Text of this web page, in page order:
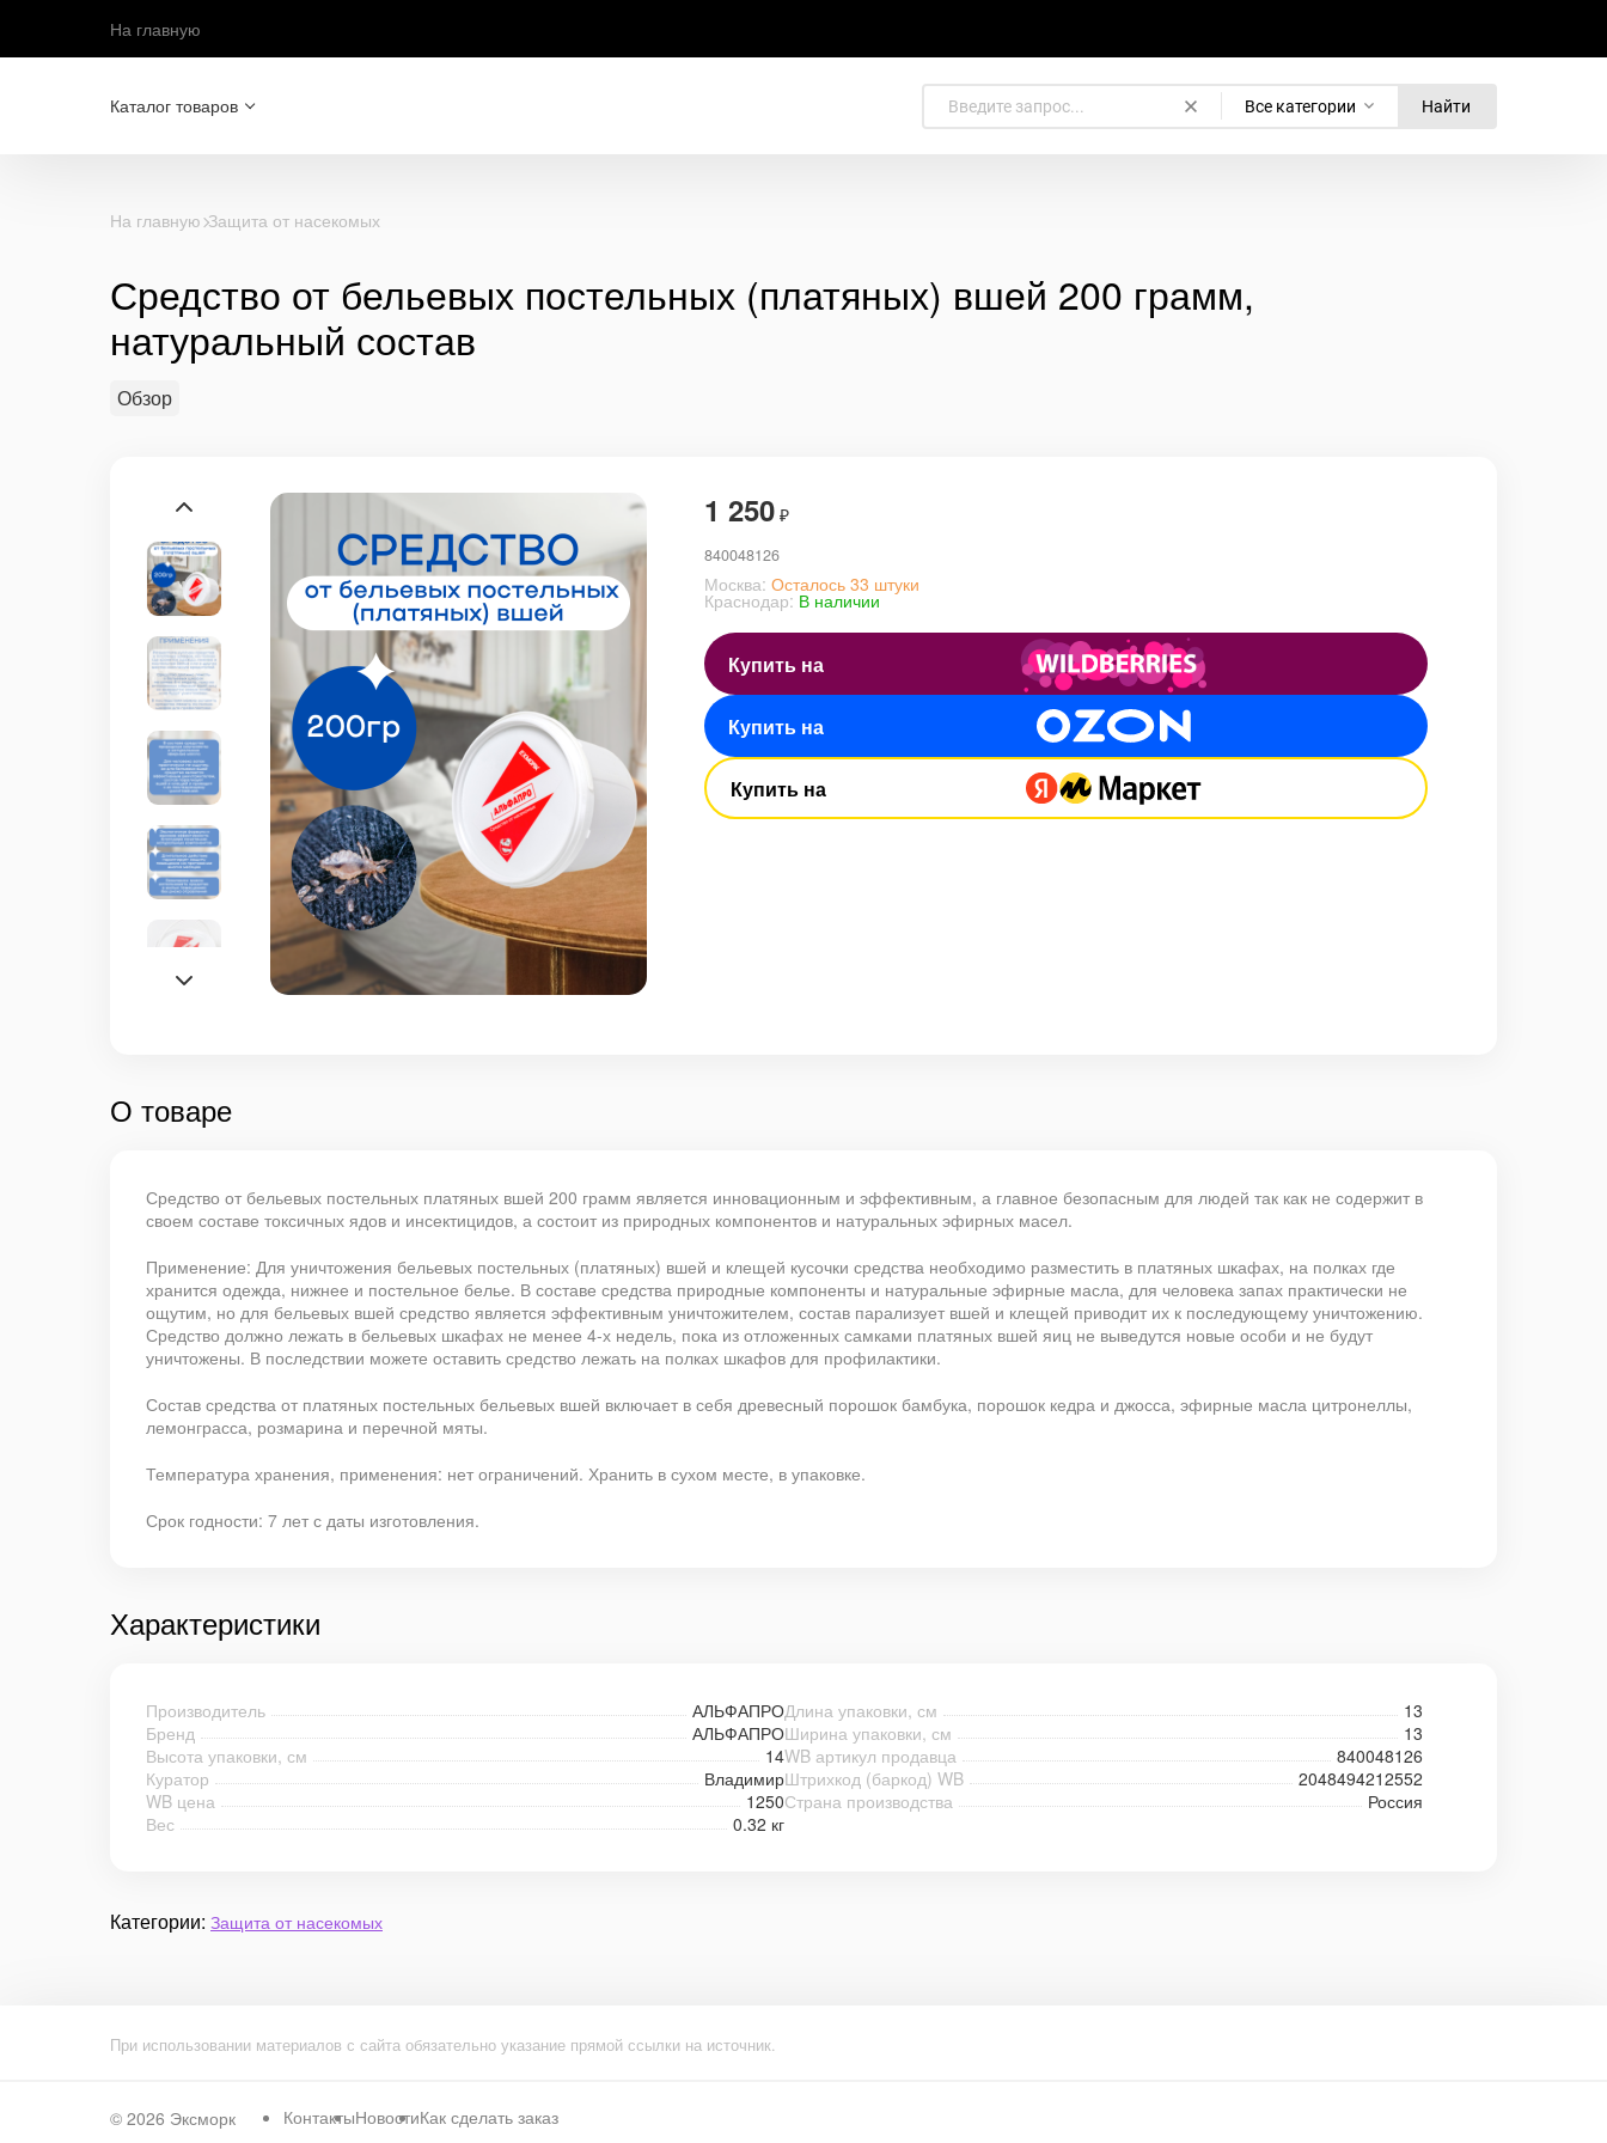
На главную
Каталог товаров Все категории Найти
На главную Защита от насекомых
Средство от бельевых постельных (платяных) вшей 200 грамм,
натуральный состав
Обзор
1 250 ₽
840048126
Москва: Осталось 33 штуки
Краснодар: В наличии
Купить на
Купить на
Купить на
О товаре
Средство от бельевых постельных платяных вшей 200 грамм является инновационным и эффективным, а главное безопасным для людей так как не содержит в
своем составе токсичных ядов и инсектицидов, а состоит из природных компонентов и натуральных эфирных масел.
Применение: Для уничтожения бельевых постельных (платяных) вшей и клещей кусочки средства необходимо разместить в платяных шкафах, на полках где
хранится одежда, нижнее и постельное белье. В составе средства природные компоненты и натуральные эфирные масла, для человека запах практически не
ощутим, но для бельевых вшей средство является эффективным уничтожителем, состав парализует вшей и клещей приводит их к последующему уничтожению.
Средство должно лежать в бельевых шкафах не менее 4-х недель, пока из отложенных самками платяных вшей яиц не выведутся новые особи и не будут
уничтожены. В последствии можете оставить средство лежать на полках шкафов для профилактики.
Состав средства от платяных постельных бельевых вшей включает в себя древесный порошок бамбука, порошок кедра и джосса, эфирные масла цитронеллы,
лемонграсса, розмарина и перечной мяты.
Температура хранения, применения: нет ограничений. Хранить в сухом месте, в упаковке.
Срок годности: 7 лет с даты изготовления.
Характеристики
Производитель АЛЬФАПРОДлина упаковки, см
13
Бренд
АЛЬФАПРОШирина упаковки, см
13
Высота упаковки, см
14WB артикул продавца
840048126
Куратор
ВладимирШтрихкод (баркод) WB
2048494212552
WB цена
1250Страна производства
Россия
Вес
0.32 кг
Категории: Защита от насекомых
При использовании материалов с сайта обязательно указание прямой ссылки на источник.
© 2026 Эксморк КонтактыНовостиКак сделать заказ